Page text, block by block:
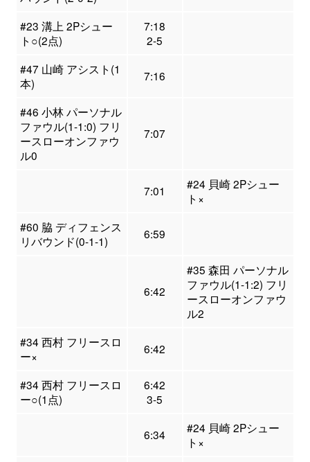
#23 溝上 2Pシュー
ト○(2点)
7:18
2-5
#47 山崎 アシスト(1
本)
7:16
#46 小林 パーソナル
ファウル(1-1:0) フリ
ースローオンファウ
ル0
7:07
7:01
#24 貝崎 2Pシュー
ト×
#60 脇 ディフェンス
リバウンド(0-1-1)
6:59
6:42
#35 森田 パーソナル
ファウル(1-1:2) フリ
ースローオンファウ
ル2
#34 西村 フリースロ
ー×
6:42
#34 西村 フリースロ
ー○(1点)
6:42
3-5
6:34
#24 貝崎 2Pシュー
ト×